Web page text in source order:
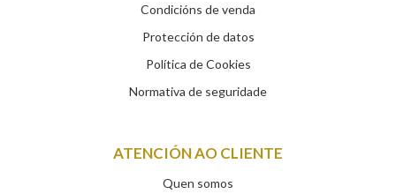
Condicións de venda
Protección de datos
Política de Cookies
Normativa de seguridade
ATENCIÓN AO CLIENTE
Quen somos